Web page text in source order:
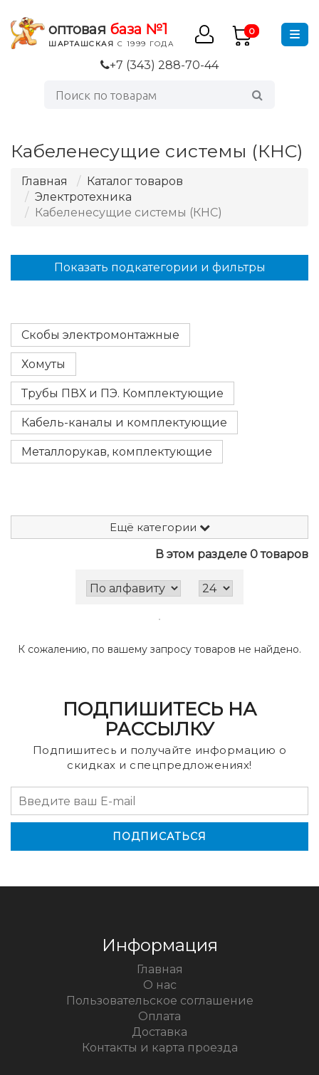
оптовая база №1
ШАРТАШСКАЯ С 1999 ГОДА
0
+7 (343) 288-70-44
Кабеленесущие системы (КНС)
Главная
Каталог товаров
Электротехника
Кабеленесущие системы (КНС)
Скобы электромонтажные
Хомуты
Трубы ПВХ и ПЭ. Комплектующие
Кабель-каналы и комплектующие
Металлорукав, комплектующие
Ещё категории
В этом разделе 0 товаров
К сожалению, по вашему запросу товаров не найдено.
Показать подкатегории и фильтры
ПОДПИШИТЕСЬ НА
РАССЫЛКУ
Подпишитесь и получайте информацию о
скидках и спецпредложениях!
Информация
Главная
О нас
Пользовательское соглашение
Оплата
Доставка
Контакты и карта проезда